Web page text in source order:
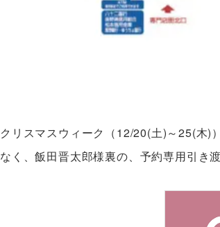
クリスマスウィーク（12/20(土)～25(木)
なく、飯田晋太郎様裏の、予約専用引き